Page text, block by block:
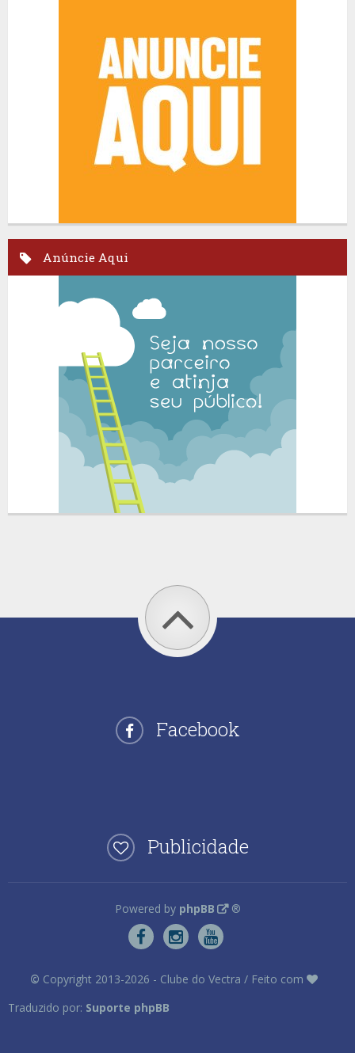
Anúncie Aqui
Facebook
Publicidade
Powered by phpBB ®
© Copyright 2013-2026 - Clube do Vectra / Feito com
Traduzido por: Suporte phpBB